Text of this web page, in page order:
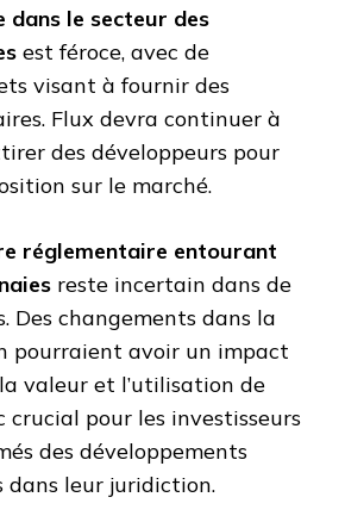
dans le secteur des
est féroce, avec de
visant à fournir des
Flux devra continuer à
des développeurs pour
sur le marché.
réglementaire entourant
reste incertain dans de
Des changements dans la
pourraient avoir un impact
valeur et l’utilisation de
crucial pour les investisseurs
des développements
dans leur juridiction.